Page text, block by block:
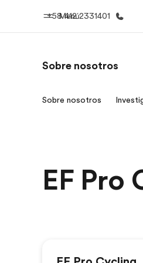
Menú
+58 412 2331401
Bienvenido a EF
Sobre nosotros
Sobre nosotros
EF Pro